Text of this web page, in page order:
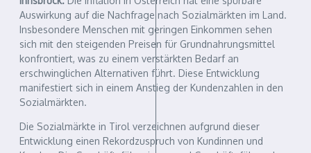
Auswirkung auf die Nachfrage nach Sozialmärkten im Land.
Insbesondere Menschen mit geringen Einkommen sehen
sich mit den steigenden Preisen für Grundnahrungsmittel
konfrontiert, was zu einem verstärkten Bedarf an
erschwinglichen Alternativen führt. Diese Entwicklung
manifestiert sich in einem Anstieg der Kundenzahlen in den
Sozialmärkten.
Die Sozialmärkte in Tirol verzeichnen aufgrund dieser
Entwicklung einen Rekordzuspruch von Kundinnen und